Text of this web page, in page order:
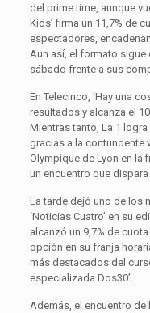
del prime time, aunque
Kids’ firma un 11,7% de
espectadores,
Aun así, el formato
sábado frente a sus
En Telecinco, ‘Hay una
resultados y alcanza el
Mientras tanto, La 1
gracias a la contundente
Olympique de Lyon en la
un encuentro que
La tarde dejó uno de los
‘Noticias Cuatro’ en su
alcanzó un 9,7% de
opción en su franja
más destacados del
especializada Dos30’.
Además, el encuentro